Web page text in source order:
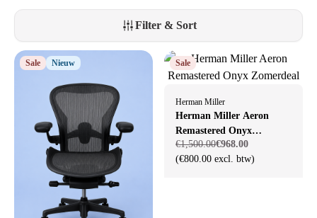
Filter & Sort
Sale Nieuw Sale
Herman Miller
Herman Miller Aeron
Remastered Onyx
Zomerdeal
€1,500.00€968.00
(€800.00 excl. btw)